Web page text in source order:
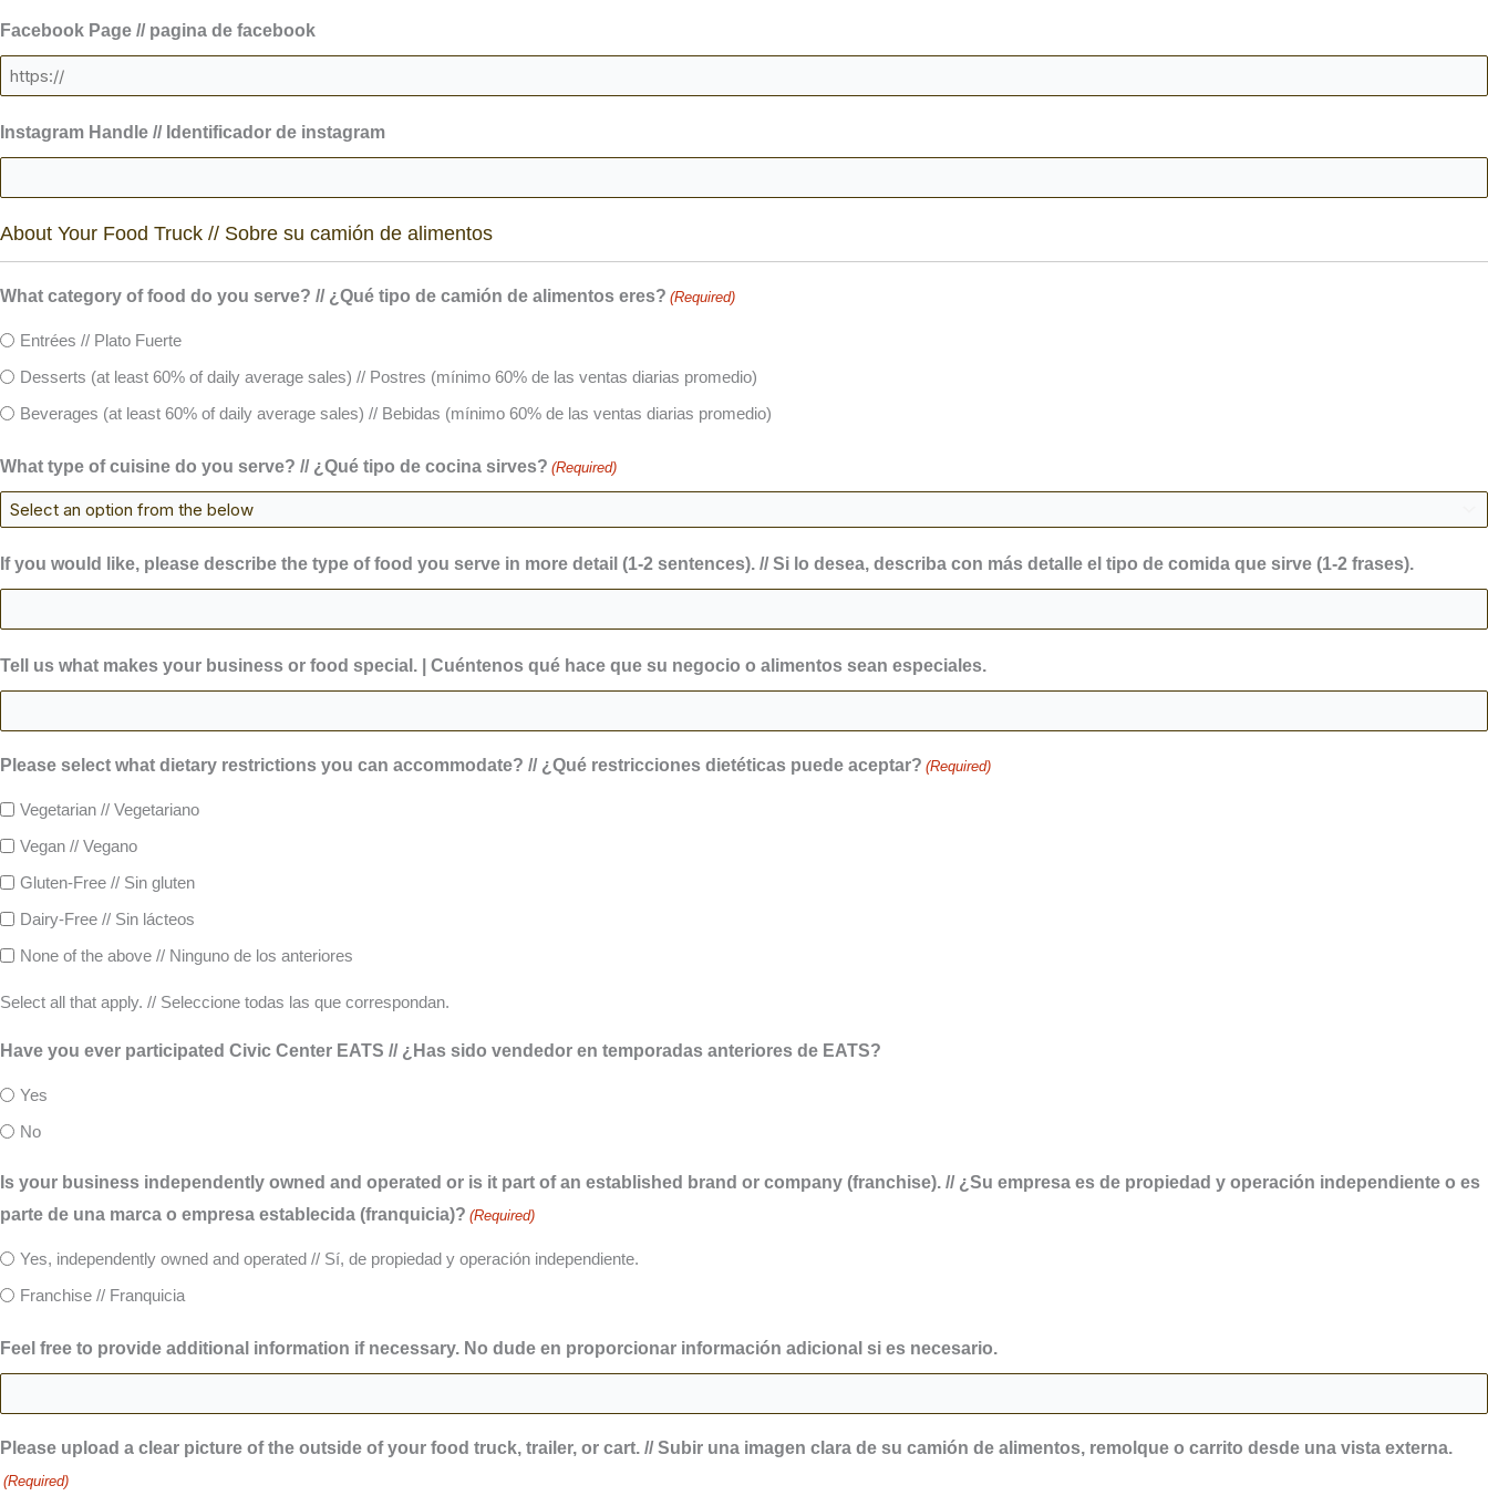
Facebook Page // pagina de facebook
Instagram Handle // Identificador de instagram
About Your Food Truck // Sobre su camión de alimentos
What category of food do you serve? // ¿Qué tipo de camión de alimentos eres? (Required)
Entrées // Plato Fuerte
Desserts (at least 60% of daily average sales) // Postres (mínimo 60% de las ventas diarias promedio)
Beverages (at least 60% of daily average sales) // Bebidas (mínimo 60% de las ventas diarias promedio)
What type of cuisine do you serve? // ¿Qué tipo de cocina sirves? (Required)
If you would like, please describe the type of food you serve in more detail (1-2 sentences). // Si lo desea, describa con más detalle el tipo de comida que sirve (1-2 frases).
Tell us what makes your business or food special. | Cuéntenos qué hace que su negocio o alimentos sean especiales.
Please select what dietary restrictions you can accommodate? // ¿Qué restricciones dietéticas puede aceptar? (Required)
Vegetarian // Vegetariano
Vegan // Vegano
Gluten-Free // Sin gluten
Dairy-Free // Sin lácteos
None of the above // Ninguno de los anteriores
Select all that apply. // Seleccione todas las que correspondan.
Have you ever participated Civic Center EATS // ¿Has sido vendedor en temporadas anteriores de EATS?
Yes
No
Is your business independently owned and operated or is it part of an established brand or company (franchise). // ¿Su empresa es de propiedad y operación independiente o es
parte de una marca o empresa establecida (franquicia)? (Required)
Yes, independently owned and operated // Sí, de propiedad y operación independiente.
Franchise // Franquicia
Feel free to provide additional information if necessary. No dude en proporcionar información adicional si es necesario.
Please upload a clear picture of the outside of your food truck, trailer, or cart. // Subir una imagen clara de su camión de alimentos, remolque o carrito desde una vista externa.
(Required)